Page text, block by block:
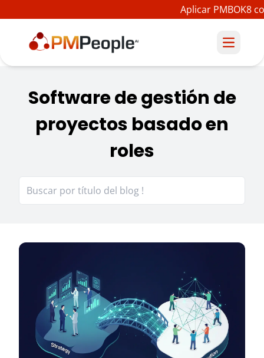
Aplicar PMBOK8
Software de gestión de
proyectos basado en
roles